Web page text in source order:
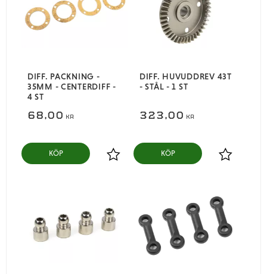
DIFF. PACKNING -
35MM - CENTERDIFF -
4 ST
68,00 KR
Lägg till i favoriter
KÖP
DIFF. HUVUDDREV 43T
- STÅL - 1 ST
323,00 KR
Lägg till i
KÖP